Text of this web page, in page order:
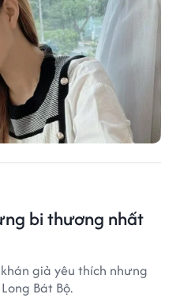
bi thương nhất
giả yêu thích nhưng
Bát Bộ.